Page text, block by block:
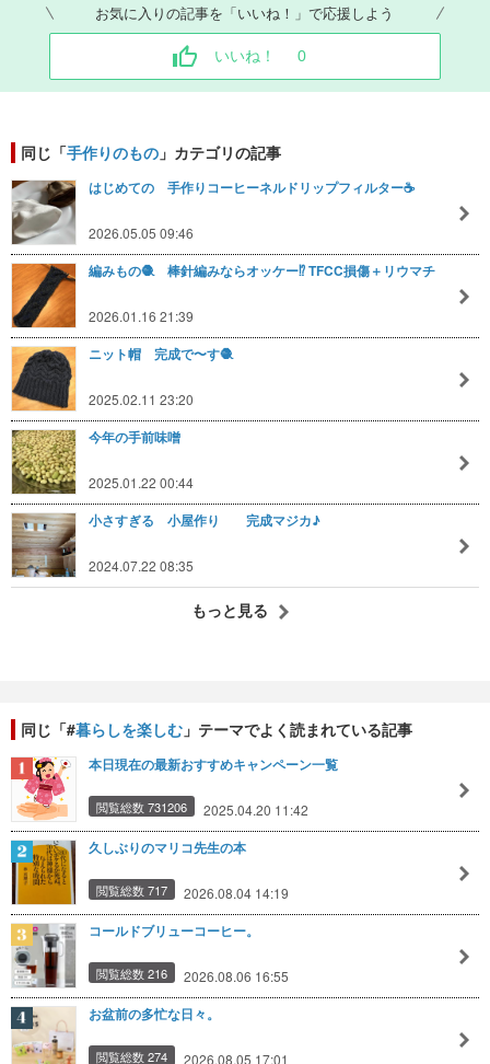
お気に入りの記事を「いいね！」で応援しよう
いいね！ 0
同じ「手作りのもの 」カテゴリの記事
はじめての 手作りコーヒーネルドリップフィルター☕️
2026.05.05 09:46
編みもの🧶 棒針編みならオッケー⁉️ TFCC損傷＋リウマチ
2026.01.16 21:39
ニット帽 完成で〜す🧶
2025.02.11 23:20
今年の手前味噌
2025.01.22 00:44
小さすぎる 小屋作り 完成マジカ♪
2024.07.22 08:35
もっと見る
同じ「#暮らしを楽しむ 」テーマでよく読まれている記事
本日現在の最新おすすめキャンペーン一覧
閲覧総数 731206 2025.04.20 11:42
久しぶりのマリコ先生の本
閲覧総数 717 2026.08.04 14:19
コールドブリューコーヒー。
閲覧総数 216 2026.08.06 16:55
お盆前の多忙な日々。
閲覧総数 274 2026.08.05 17:01